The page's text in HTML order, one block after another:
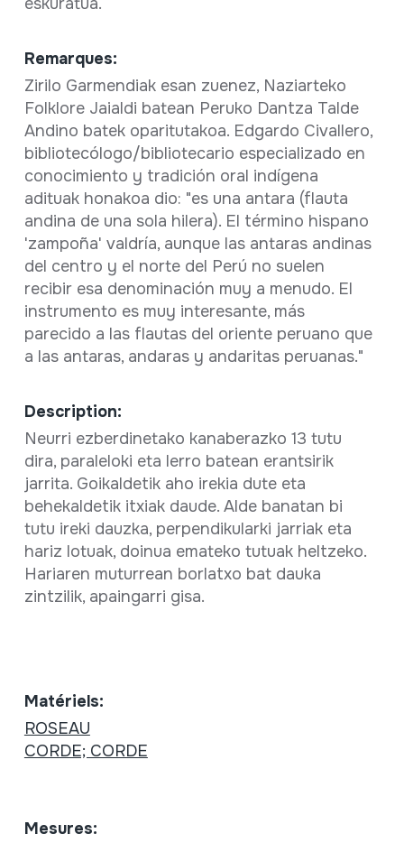
Remarques:
Zirilo Garmendiak esan zuenez, Naziarteko
Folklore Jaialdi batean Peruko Dantza Talde
Andino batek oparitutakoa. Edgardo Civallero,
bibliotecólogo/bibliotecario especializado en
conocimiento y tradición oral indígena
adituak honakoa dio: "es una antara (flauta
andina de una sola hilera). El término hispano
'zampoña' valdría, aunque las antaras andinas
del centro y el norte del Perú no suelen
recibir esa denominación muy a menudo. El
instrumento es muy interesante, más
parecido a las flautas del oriente peruano que
a las antaras, andaras y andaritas peruanas."
Description:
Neurri ezberdinetako kanaberazko 13 tutu
dira, paraleloki eta lerro batean erantsirik
jarrita. Goikaldetik aho irekia dute eta
behekaldetik itxiak daude. Alde banatan bi
tutu ireki dauzka, perpendikularki jarriak eta
hariz lotuak, doinua emateko tutuak heltzeko.
Hariaren muturrean borlatxo bat dauka
zintzilik, apaingarri gisa.
Matériels:
ROSEAU
CORDE; CORDE
Mesures: